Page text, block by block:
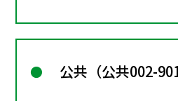
公共（公共002-901